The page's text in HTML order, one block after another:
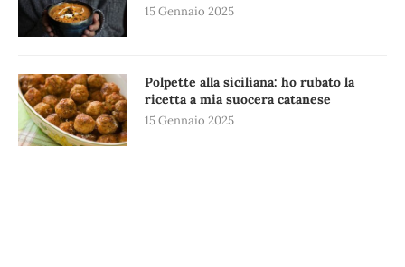
15 Gennaio 2025
Polpette alla siciliana: ho rubato la
ricetta a mia suocera catanese
15 Gennaio 2025